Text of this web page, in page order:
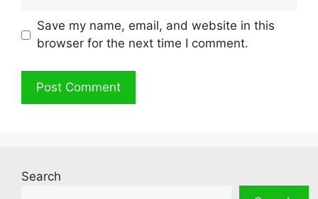
Save my name, email, and website in this
browser for the next time I comment.
Search